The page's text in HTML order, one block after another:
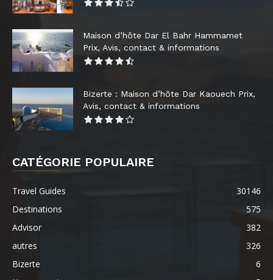
Maison d’hôte Dar El Bahr Hammamet
Prix, Avis, contact & informations
Bizerte : Maison d’hôte Dar Kaouech Prix,
Avis, contact & informations
CATÉGORIE POPULAIRE
Travel Guides
30146
Destinations
575
Advisor
382
autres
326
Bizerte
6